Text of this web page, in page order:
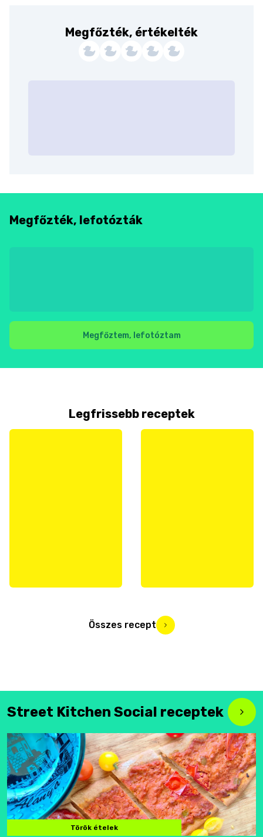
Megfőzték, értékelték
Megfőzték, lefotózták
Megfőztem, lefotóztam
Legfrissebb receptek
Összes recept
Street Kitchen Social receptek
Török ételek